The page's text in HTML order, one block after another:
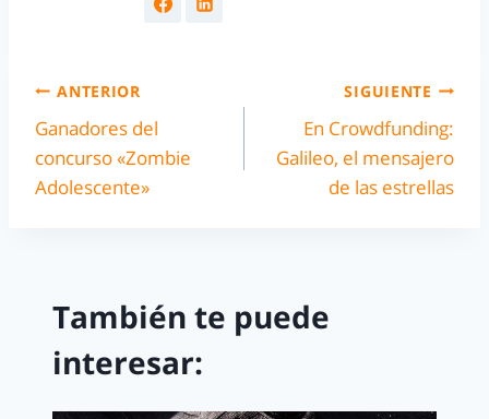
ANTERIOR
Ganadores del
concurso «Zombie
Adolescente»
SIGUIENTE
En Crowdfunding:
Galileo, el mensajero
de las estrellas
También te puede
interesar: